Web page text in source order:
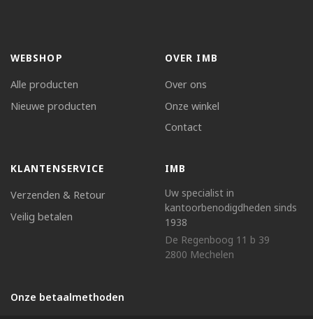
WEBSHOP
Alle producten
Nieuwe producten
OVER IMB
Over ons
Onze winkel
Contact
KLANTENSERVICE
Verzenden & Retour
Veilig betalen
IMB
Uw specialist in
kantoorbenodigdheden sinds
1938
De Regenboog 11 b 39
2800 Mechelen
Onze betaalmethoden